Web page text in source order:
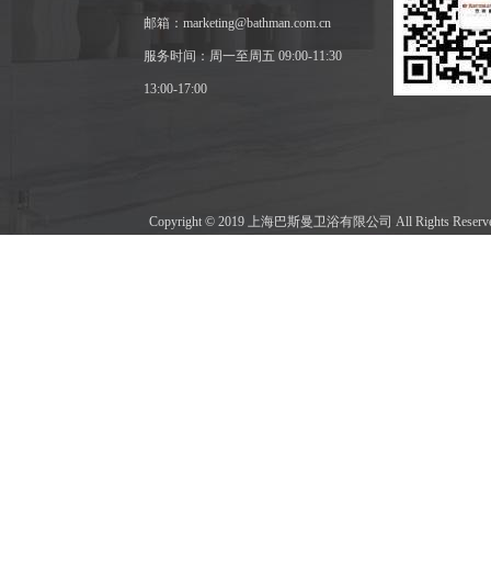
邮箱：marketing@bathman.com.cn
服务时间：周一至周五 09:00-11:30
13:00-17:00
Copyright © 2019 上海巴斯曼卫浴有限公司 All Rights